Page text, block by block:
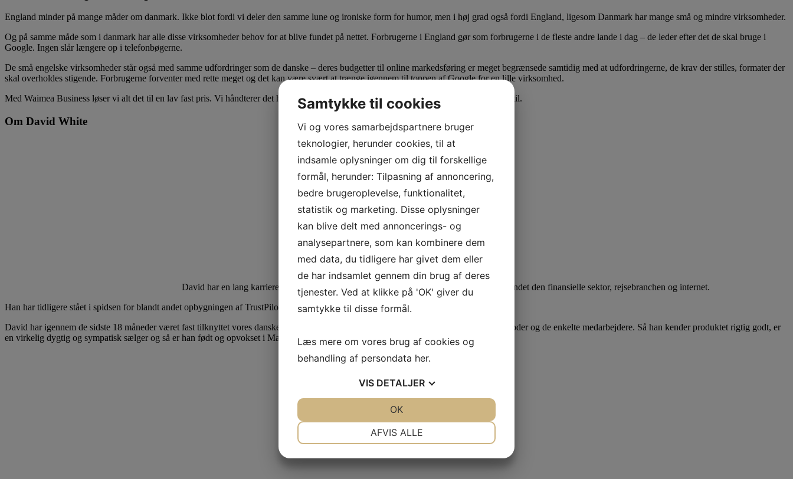
England minder på mange måder om danmark. Ikke blot fordi vi deler den samme lune og ironiske form for humor, men i høj grad også fordi England, ligesom Danmark har mange små og mindre virksomheder.
Og på samme måde som i danmark har alle disse virksomheder behov for at blive fundet på nettet. Forbrugerne i England gør som forbrugerne i de fleste andre lande i dag – de leder efter det de skal bruge i
Google. Ingen slår længere op i telefonbøgerne.
De små engelske virksomheder står også med samme udfordringer som de danske – deres budgetter til online markedsføring er meget begrænsede samtidig med at udfordringerne, de krav der stilles, formater der
skal overholdes stigende. Forbrugerne forventer med rette meget og det kan være svært at trænge igennem til toppen af Google for en lille virksomhed.
Med Waimea Business løser vi alt det til en lav fast pris. Vi håndterer det hele for kunderne, så de kan koncentrere sig om det de er bedst til.
Om David White
David har en lang karriere bag sig som salgsleder, coach og iværksætter indenfor blandt andet den finansielle sektor, rejsebranchen og internet.
Han har tidligere stået i spidsen for blandt andet opbygningen af TrustPilots salgsteam.
David har igennem de sidste 18 måneder været fast tilknyttet vores danske team med fokus på at styrke og udvikle både de generelle metoder og de enkelte medarbejdere. Så han kender produktet rigtig godt, er
en virkelig dygtig og sympatisk sælger og så er han født og opvokset i Manchester.
Samtykke til cookies
Vi og vores samarbejdspartnere bruger
teknologier, herunder cookies, til at
indsamle oplysninger om dig til forskellige
formål, herunder: Tilpasning af annoncering,
bedre brugeroplevelse, funktionalitet,
statistik og marketing. Disse oplysninger
kan blive delt med annoncerings- og
analysepartnere, som kan kombinere dem
med data, du tidligere har givet dem eller
de har indsamlet gennem din brug af deres
tjenester. Ved at klikke på 'OK' giver du
samtykke til disse formål.
Læs mere om vores brug af cookies og
behandling af persondata her.
VIS DETALJER
AFVIS ALLE
OK